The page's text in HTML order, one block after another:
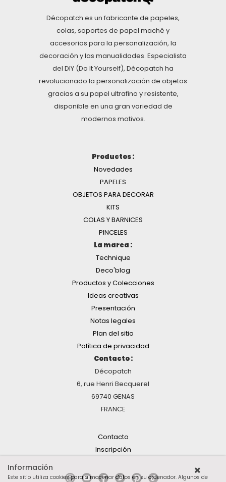
Décopatch es un fabricante de papeles,
colas, soportes de papel maché y
accesorios para la personalización, la
decoración y las manualidades. Especialista
del DIY (Do It Yourself), Décopatch ha
revolucionado la personalización de objetos
gracias a su papel ultrafino y resistente,
disponible en una gran variedad de
modernos motivos.
Productos :
Novedades
PAPELES
OBJETOS PARA DECORAR
KITS
COLAS Y BARNICES
PINCELES
La marca :
Technique
Deco'blog
Productos y Colecciones
Ideas creativas
Presentación
Notas legales
Plan del sitio
Política de privacidad
Contacto :
Décopatch
6, rue Henri Becquerel
69740 GENAS
FRANCE
Contacto
Inscripción
Información
Este sitio utiliza cookies para almacenar datos en su ordenador. Algunos de